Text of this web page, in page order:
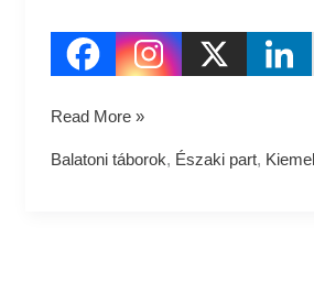
Read More »
Balatoni táborok, Északi part,